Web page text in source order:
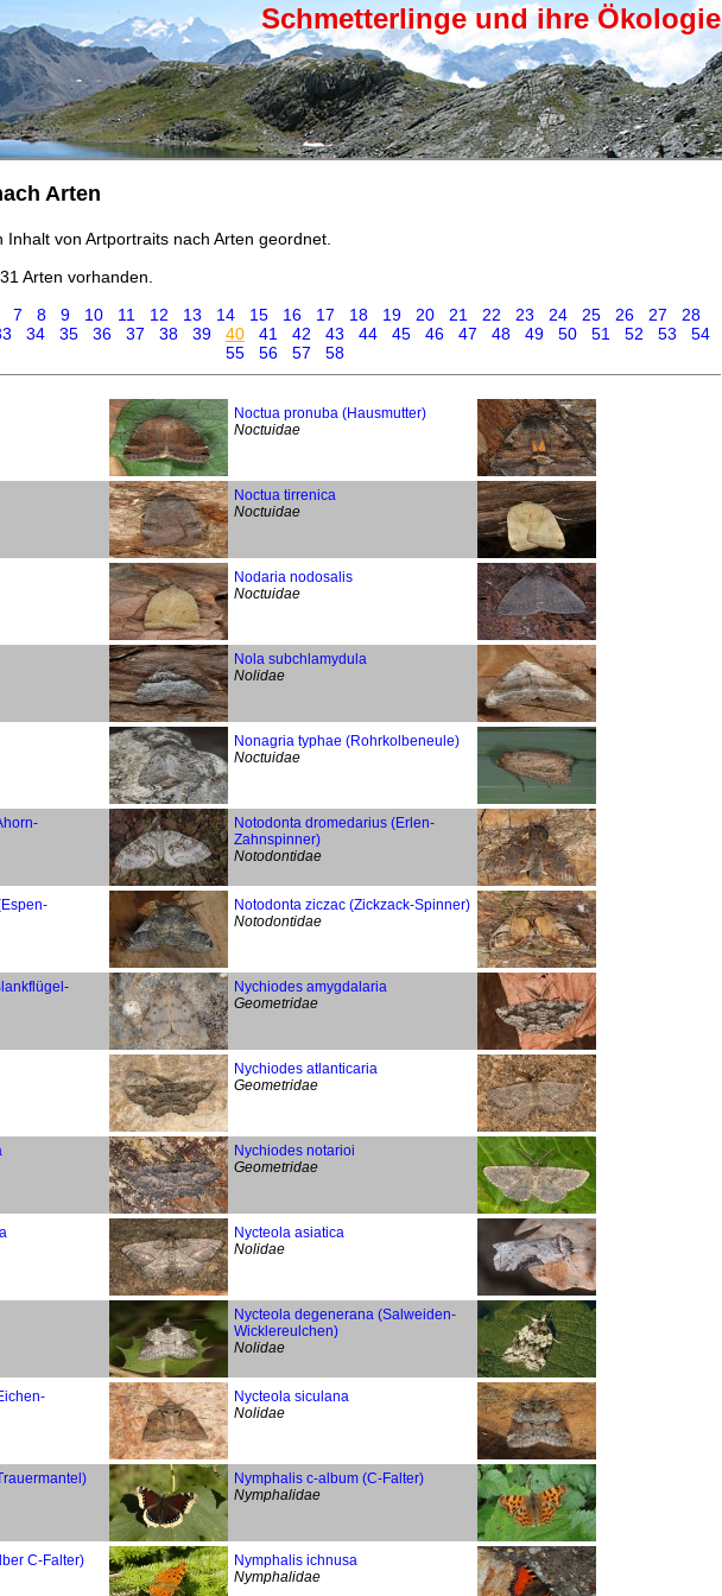
Schmetterlinge und ihre Ökologie
Arten
Inhalt von Artportraits nach Arten geordnet.
Arten vorhanden.
7 8 9 10 11 12 13 14 15 16 17 18 19 20 21 22 23 24 25 26 27
28
34 35 36 37 38 39 40 41 42 43 44 45 46 47 48 49 50 51 52 53
54
55
56 57 58
Noctua pronuba (Hausmutter)
Noctuidae
Noctua tirrenica
Noctuidae
Nodaria nodosalis
Noctuidae
Nola subchlamydula
Nolidae
Nonagria typhae (Rohrkolbeneule)
Noctuidae
Notodonta dromedarius (Erlen-
Zahnspinner)
Notodontidae
Notodonta ziczac (Zickzack-Spinner)
Notodontidae
Nychiodes amygdalaria
Geometridae
Nychiodes atlanticaria
Geometridae
Nychiodes notarioi
Geometridae
Nycteola asiatica
Nolidae
Nycteola degenerana (Salweiden-
Wicklereulchen)
Nolidae
Nycteola siculana
Nolidae
Nymphalis c-album (C-Falter)
Nymphalidae
C-Falter)
Nymphalis ichnusa
Nymphalidae